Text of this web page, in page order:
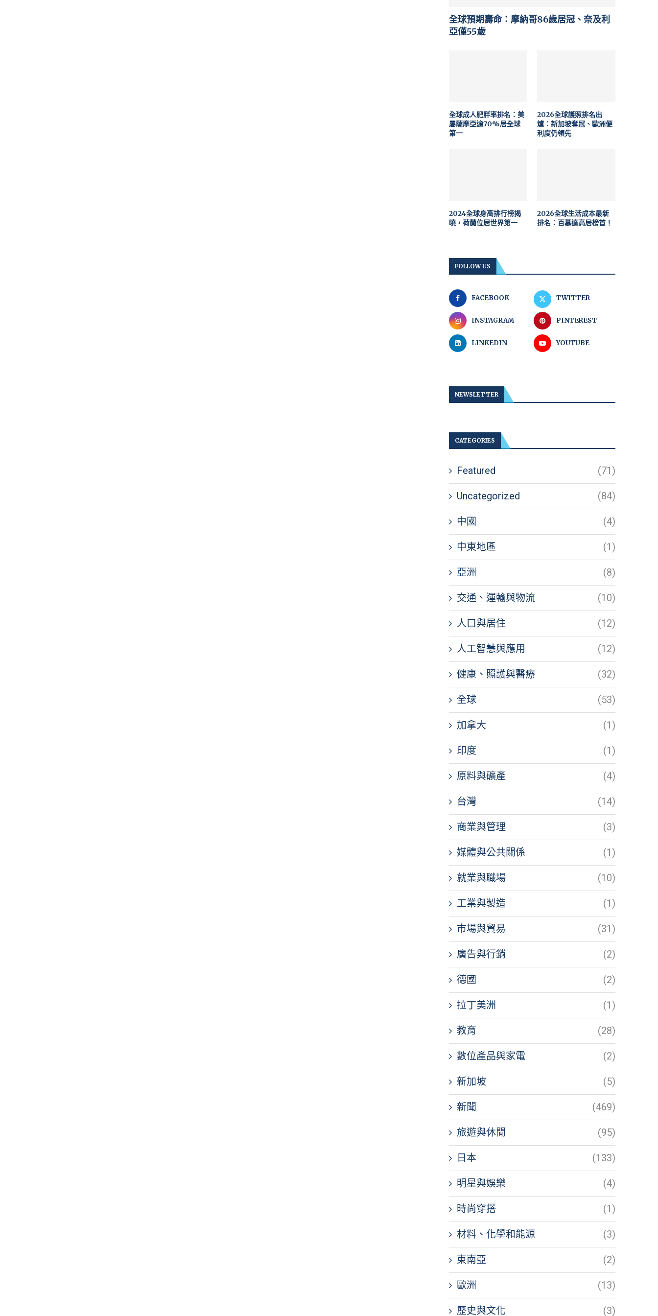
全球預期壽命：摩納哥86歲居冠、奈及利
亞僅55歲
全球成人肥胖率排名：美
屬薩摩亞逾70%居全球
第一
2026全球護照排名出
爐：新加坡奪冠、歐洲便
利度仍領先
2024全球身高排行榜揭
曉，荷蘭位居世界第一
2026全球生活成本最新
排名：百慕達高居榜首！
FOLLOW US
FACEBOOK TWITTER
INSTAGRAM PINTEREST
LINKEDIN YOUTUBE
NEWSLETTER
CATEGORIES
Featured (71)
Uncategorized (84)
中國 (4)
中東地區 (1)
亞洲 (8)
交通、運輸與物流 (10)
人口與居住 (12)
人工智慧與應用 (12)
健康、照護與醫療 (32)
全球 (53)
加拿大 (1)
印度 (1)
原料與礦產 (4)
台灣 (14)
商業與管理 (3)
媒體與公共關係 (1)
就業與職場 (10)
工業與製造 (1)
市場與貿易 (31)
廣告與行銷 (2)
德國 (2)
拉丁美洲 (1)
教育 (28)
數位產品與家電 (2)
新加坡 (5)
新聞 (469)
旅遊與休閒 (95)
日本 (133)
明星與娛樂 (4)
時尚穿搭 (1)
材料、化學和能源 (3)
東南亞 (2)
歐洲 (13)
歷史與文化 (3)